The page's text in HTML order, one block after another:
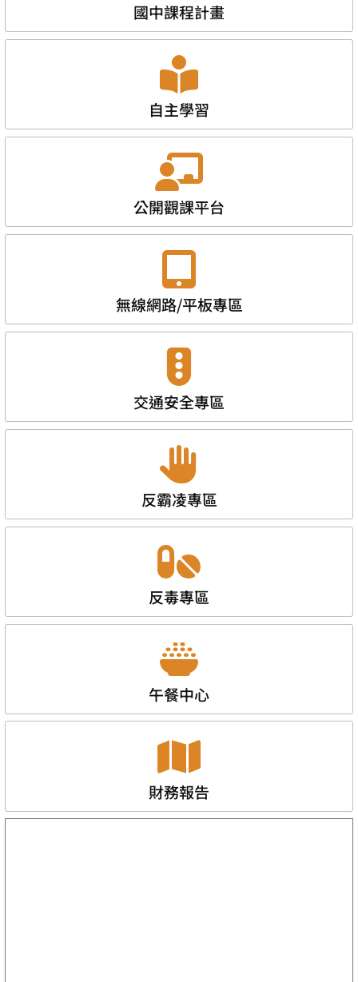
國中課程計畫
自主學習
公開觀課平台
無線網路/平板專區
交通安全專區
反霸凌專區
反毒專區
午餐中心
財務報告